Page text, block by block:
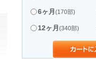
6ヶ月 (170部)
12ヶ月 (340部)